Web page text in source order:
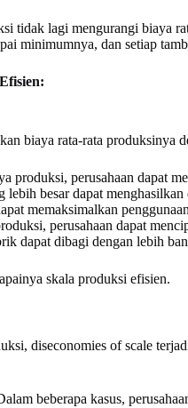
tidak lagi mengurangi biaya
minimumnya, dan setiap
biaya rata-rata
produksi, perusahaan dapat
lebih besar dapat
memaksimalkan
perusahaan dapat
dapat dibagi dengan lebih
skala produksi efisien.
diseconomies of scale
beberapa kasus,